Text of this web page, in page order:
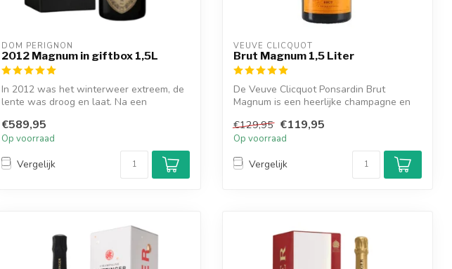
DOM PÉRIGNON
2012 Magnum in giftbox 1,5L
In 2012 was het winterweer extreem, de
lente was droog en laat. Na een
€589,95
Op voorraad
Vergelijk
VEUVE CLICQUOT
Brut Magnum 1,5 Liter
De Veuve Clicquot Ponsardin Brut
Magnum is een heerlijke champagne en
€129,95 €119,95
Op voorraad
Vergelijk